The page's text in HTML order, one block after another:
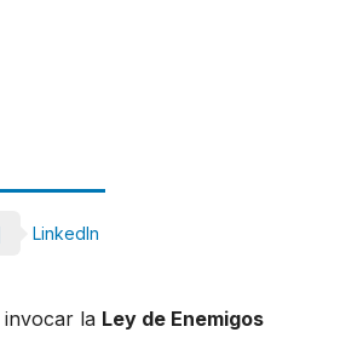
LinkedIn
invocar la Ley de Enemigos